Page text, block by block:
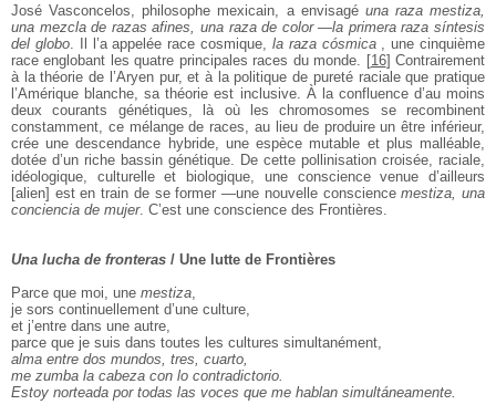
José Vasconcelos, philosophe mexicain, a envisagé una raza mestiza,
una mezcla de razas afines, una raza de color—la primera raza síntesis
del globo. Il l’a appelée race cosmique, la raza cósmica, une cinquième
race englobant les quatre principales races du monde.
[16] Contrairement
à la théorie de l’Aryen pur, et à la politique de pureté raciale que pratique
l’Amérique blanche, sa théorie est inclusive. À la confluence d’au moins
deux courants génétiques, là où les chromosomes se recombinent
constamment, ce mélange de races, au lieu de produire un être inférieur,
crée une descendance hybride, une espèce mutable et plus malléable,
dotée d’un riche bassin génétique. De cette pollinisation croisée, raciale,
idéologique, culturelle et biologique, une conscience venue d’ailleurs
[alien] est en train de se former —une nouvelle consciencemestiza, una
conciencia de mujer. C’est une conscience des Frontières.
Una lucha de fronteras / Une lutte de Frontières
Parce que moi, une mestiza
je sors continuellement d’une culture,
et j’entre dans une autre,
parce que je suis dans toutes les cultures simultanément,
alma entre dos mundos, tres, cuarto,
me zumba la cabeza con lo contradictorio.
Estoy norteada por todas las voces que me hablan simultáneamente.